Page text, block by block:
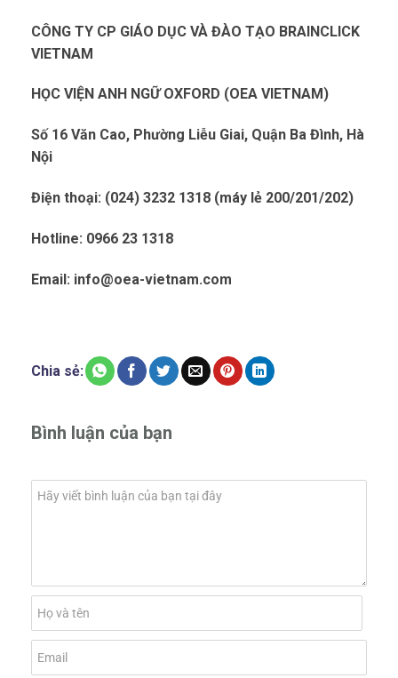
CÔNG TY CP GIÁO DỤC VÀ ĐÀO TẠO BRAINCLICK
VIETNAM
HỌC VIỆN ANH NGỮ OXFORD (OEA VIETNAM)
Số 16 Văn Cao, Phường Liễu Giai, Quận Ba Đình, Hà
Nội
Điện thoại: (024) 3232 1318 (máy lẻ 200/201/202)
Hotline: 0966 23 1318
Email: info@oea-vietnam.com
Chia sẻ:
Bình luận của bạn